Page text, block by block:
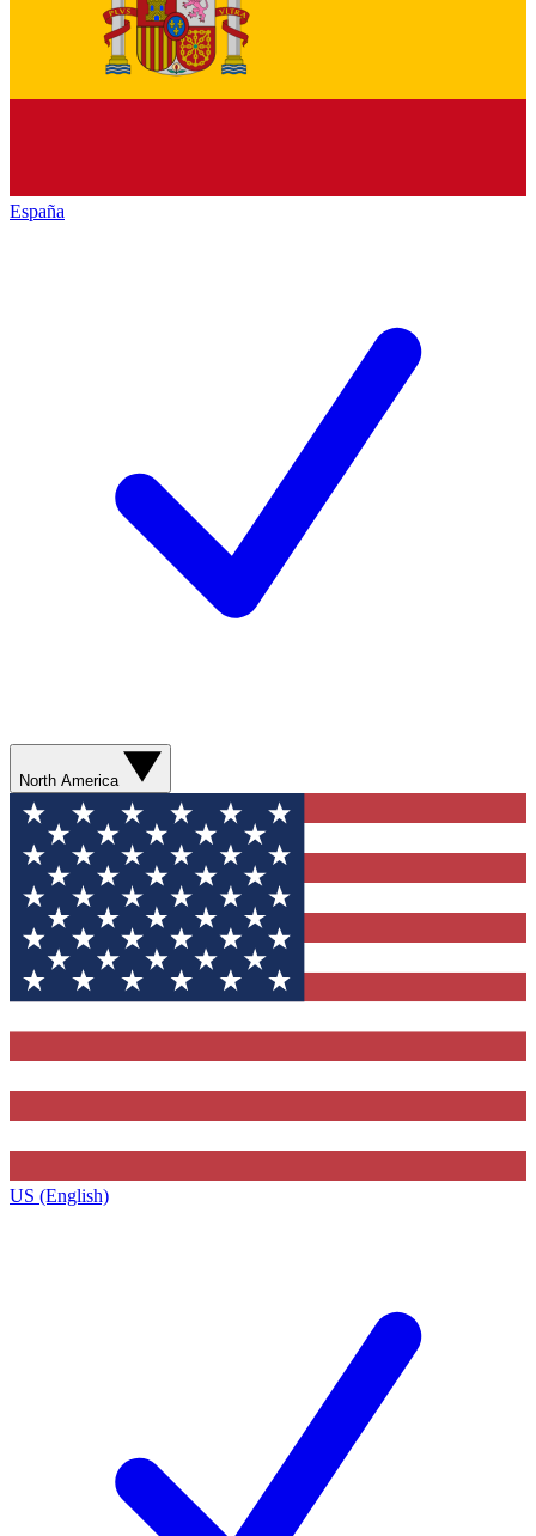
España
North America
US (English)